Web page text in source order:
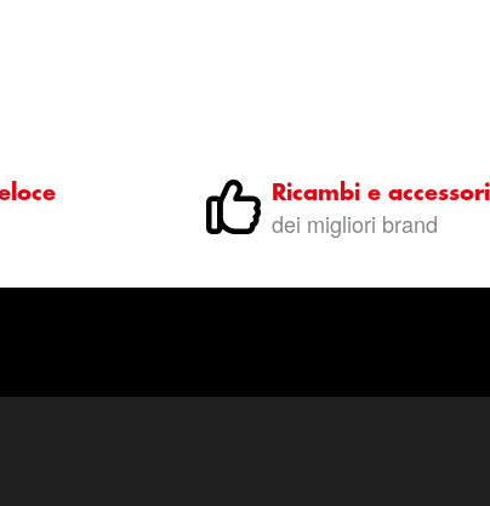
Ricambi e accessori
dei migliori brand